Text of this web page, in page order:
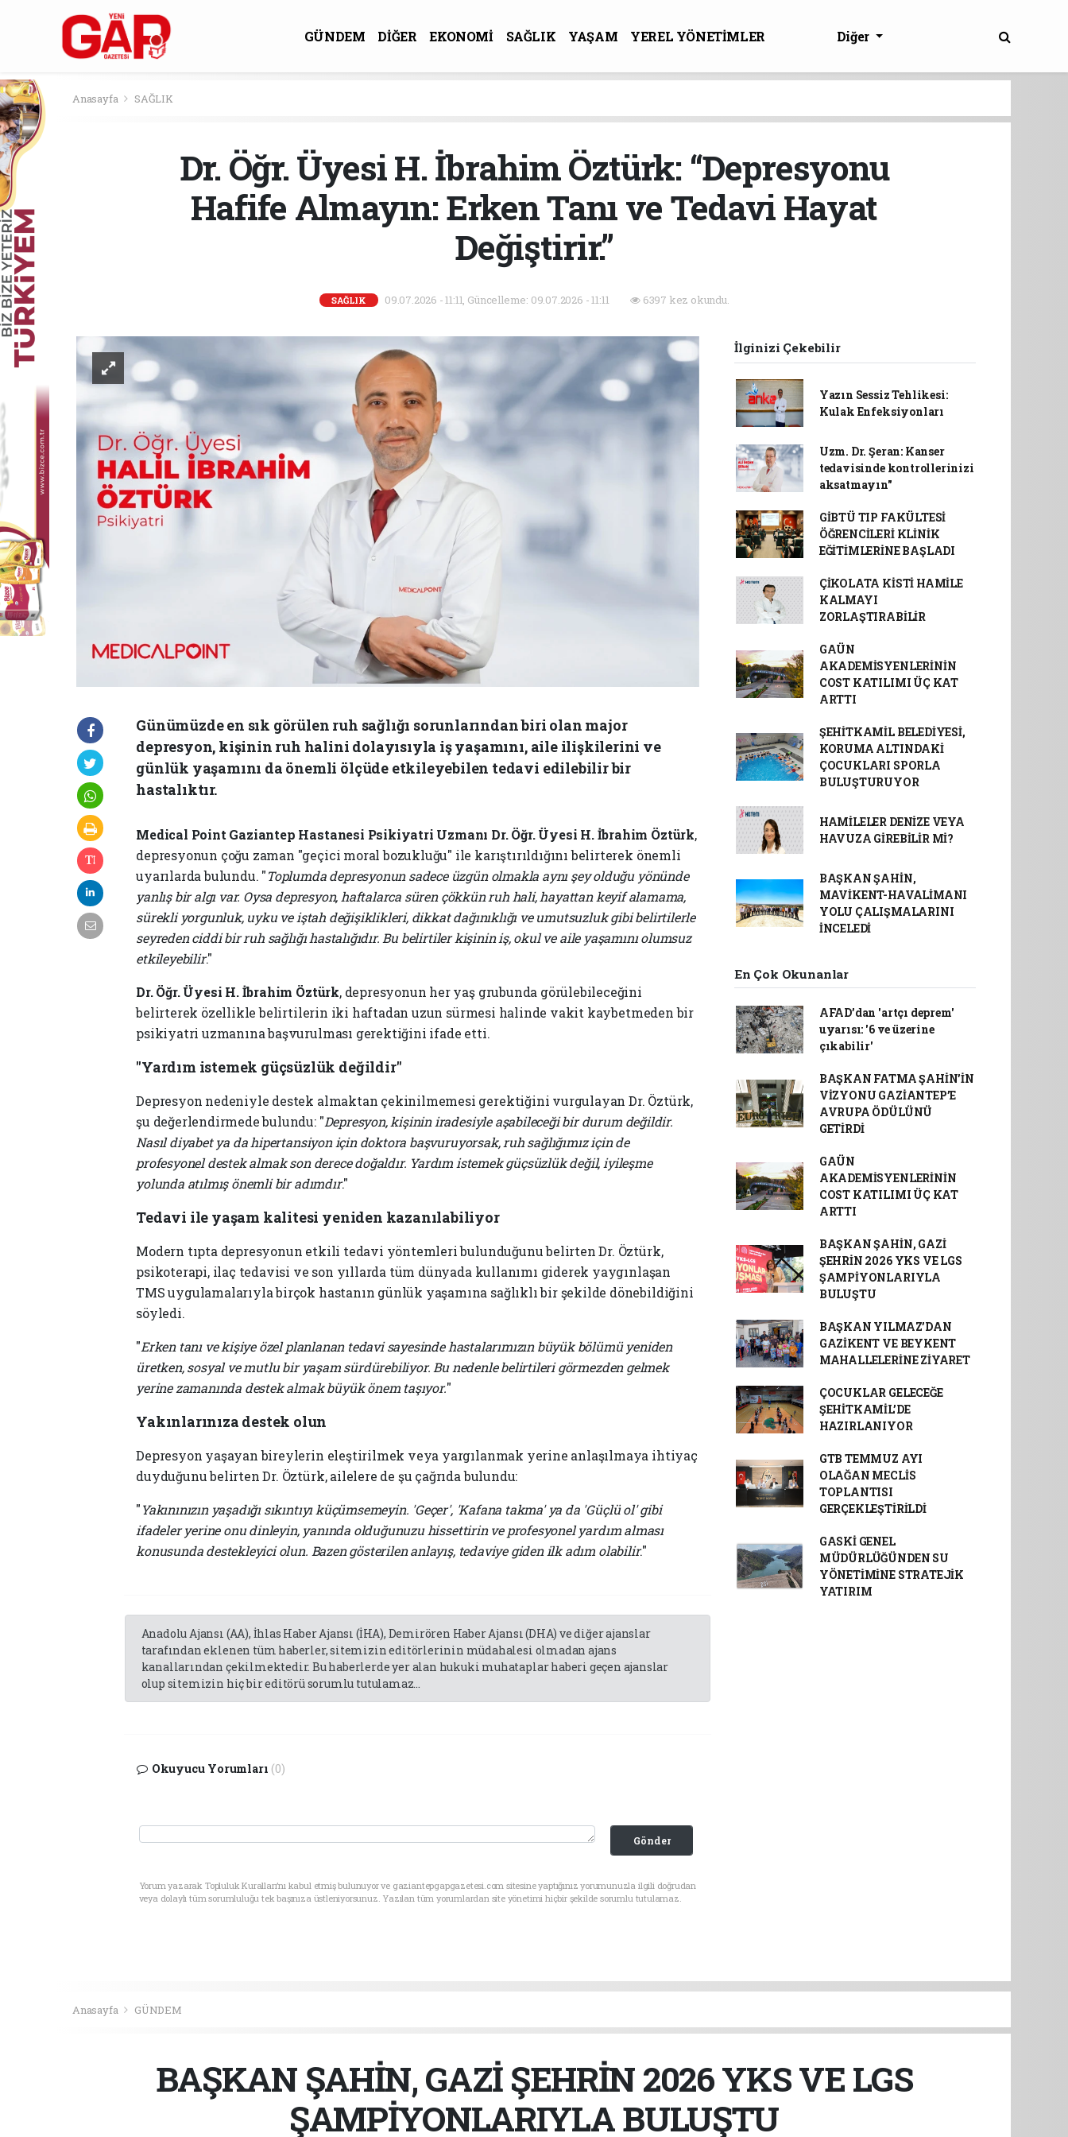
GÜNDEM DİĞER EKONOMİ SAĞLIK YAŞAM
YEREL YÖNETİMLER
Diğer
Anasayfa SAĞLIK
Dr. Öğr. Üyesi H. İbrahim Öztürk: “Depresyonu
Hafife Almayın: Erken Tanı ve Tedavi Hayat
Değiştirir.”
SAĞLIK 09.07.2026 - 11:11, Güncelleme: 09.07.2026 - 11:11 6397 kez okundu.
Günümüzde en sık görülen ruh sağlığı sorunlarından biri olan major
depresyon, kişinin ruh halini dolayısıyla iş yaşamını, aile ilişkilerini ve
günlük yaşamını da önemli ölçüde etkileyebilen tedavi edilebilir bir
hastalıktır.
Medical Point Gaziantep Hastanesi Psikiyatri Uzmanı Dr. Öğr. Üyesi H. İbrahim Öztürk,
depresyonun çoğu zaman "geçici moral bozukluğu" ile karıştırıldığını belirterek önemli
uyarılarda bulundu. "Toplumda depresyonun sadece üzgün olmakla aynı şey olduğu yönünde
yanlış bir algı var. Oysa depresyon, haftalarca süren çökkün ruh hali, hayattan keyif alamama,
sürekli yorgunluk, uyku ve iştah değişiklikleri, dikkat dağınıklığı ve umutsuzluk gibi belirtilerle
seyreden ciddi bir ruh sağlığı hastalığıdır. Bu belirtiler kişinin iş, okul ve aile yaşamını olumsuz
etkileyebilir."
Dr. Öğr. Üyesi H. İbrahim Öztürk, depresyonun her yaş grubunda görülebileceğini
belirterek özellikle belirtilerin iki haftadan uzun sürmesi halinde vakit kaybetmeden bir
psikiyatri uzmanına başvurulması gerektiğini ifade etti.
"Yardım istemek güçsüzlük değildir"
Depresyon nedeniyle destek almaktan çekinilmemesi gerektiğini vurgulayan Dr. Öztürk,
şu değerlendirmede bulundu: "Depresyon, kişinin iradesiyle aşabileceği bir durum değildir.
Nasıl diyabet ya da hipertansiyon için doktora başvuruyorsak, ruh sağlığımız için de
profesyonel destek almak son derece doğaldır. Yardım istemek güçsüzlük değil, iyileşme
yolunda atılmış önemli bir adımdır."
Tedavi ile yaşam kalitesi yeniden kazanılabiliyor
Modern tıpta depresyonun etkili tedavi yöntemleri bulunduğunu belirten Dr. Öztürk,
psikoterapi, ilaç tedavisi ve son yıllarda tüm dünyada kullanımı giderek yaygınlaşan
TMS uygulamalarıyla birçok hastanın günlük yaşamına sağlıklı bir şekilde dönebildiğini
söyledi.
"Erken tanı ve kişiye özel planlanan tedavi sayesinde hastalarımızın büyük bölümü yeniden
üretken, sosyal ve mutlu bir yaşam sürdürebiliyor. Bu nedenle belirtileri görmezden gelmek
yerine zamanında destek almak büyük önem taşıyor."
Yakınlarınıza destek olun
Depresyon yaşayan bireylerin eleştirilmek veya yargılanmak yerine anlaşılmaya ihtiyaç
duyduğunu belirten Dr. Öztürk, ailelere de şu çağrıda bulundu:
"Yakınınızın yaşadığı sıkıntıyı küçümsemeyin. 'Geçer', 'Kafana takma' ya da 'Güçlü ol' gibi
ifadeler yerine onu dinleyin, yanında olduğunuzu hissettirin ve profesyonel yardım alması
konusunda destekleyici olun. Bazen gösterilen anlayış, tedaviye giden ilk adım olabilir."
Anadolu Ajansı (AA), İhlas Haber Ajansı (İHA), Demirören Haber Ajansı (DHA) ve diğer ajanslar
tarafından eklenen tüm haberler, sitemizin editörlerinin müdahalesi olmadan ajans
kanallarından çekilmektedir. Bu haberlerde yer alan hukuki muhataplar haberi geçen ajanslar
olup sitemizin hiç bir editörü sorumlu tutulamaz...
Okuyucu Yorumları (0)
Gönder
Yorum yazarak Topluluk Kuralları’nı kabul etmiş bulunuyor ve gaziantepgapgazetesi.com sitesine yaptığınız yorumunuzla ilgili doğrudan
veya dolaylı tüm sorumluluğu tek başınıza üstleniyorsunuz. Yazılan tüm yorumlardan site yönetimi hiçbir şekilde sorumlu tutulamaz.
İlginizi Çekebilir
Yazın Sessiz Tehlikesi:
Kulak Enfeksiyonları
Uzm. Dr. Şeran: Kanser
tedavisinde kontrollerinizi
aksatmayın"
GİBTÜ TIP FAKÜLTESİ
ÖĞRENCİLERİ KLİNİK
EĞİTİMLERİNE BAŞLADI
ÇİKOLATA KİSTİ HAMİLE
KALMAYI
ZORLAŞTIRABİLİR
GAÜN
AKADEMİSYENLERİNİN
COST KATILIMI ÜÇ KAT
ARTTI
ŞEHİTKAMİL BELEDİYESİ,
KORUMA ALTINDAKİ
ÇOCUKLARI SPORLA
BULUŞTURUYOR
HAMİLELER DENİZE VEYA
HAVUZA GİREBİLİR Mİ?
BAŞKAN ŞAHİN,
MAVİKENT-HAVALİMANI
YOLU ÇALIŞMALARINI
İNCELEDİ
En Çok Okunanlar
AFAD’dan 'artçı deprem'
uyarısı: '6 ve üzerine
çıkabilir'
BAŞKAN FATMA ŞAHİN’İN
VİZYONU GAZİANTEP’E
AVRUPA ÖDÜLÜNÜ
GETİRDİ
GAÜN
AKADEMİSYENLERİNİN
COST KATILIMI ÜÇ KAT
ARTTI
BAŞKAN ŞAHİN, GAZİ
ŞEHRİN 2026 YKS VE LGS
ŞAMPİYONLARIYLA
BULUŞTU
BAŞKAN YILMAZ’DAN
GAZİKENT VE BEYKENT
MAHALLELERİNE ZİYARET
ÇOCUKLAR GELECEĞE
ŞEHİTKAMİL’DE
HAZIRLANIYOR
GTB TEMMUZ AYI
OLAĞAN MECLİS
TOPLANTISI
GERÇEKLEŞTİRİLDİ
GASKİ GENEL
MÜDÜRLÜĞÜNDEN SU
YÖNETİMİNE STRATEJİK
YATIRIM
Anasayfa GÜNDEM
BAŞKAN ŞAHİN, GAZİ ŞEHRİN 2026 YKS VE LGS
ŞAMPİYONLARIYLA BULUŞTU